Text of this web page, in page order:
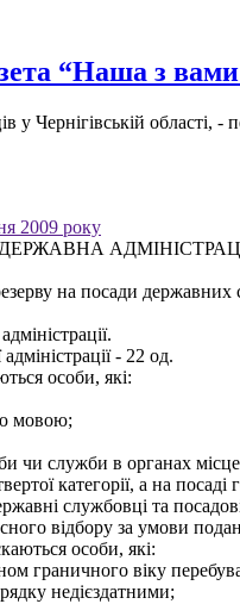
“Наша з вами
у Чернігівській області,
2009 року
на посади державних
- 22 од.
особи, які:
мовою;
чи служби в органах
категорії, а на
службовці та
відбору за умови
особи, які:
граничного віку
недієздатними;